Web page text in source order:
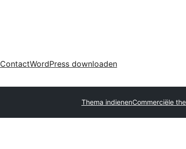
ContactWordPress downloaden
Thema indienenCommerciële